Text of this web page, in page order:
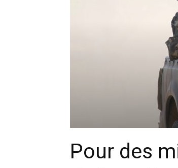
Pour des